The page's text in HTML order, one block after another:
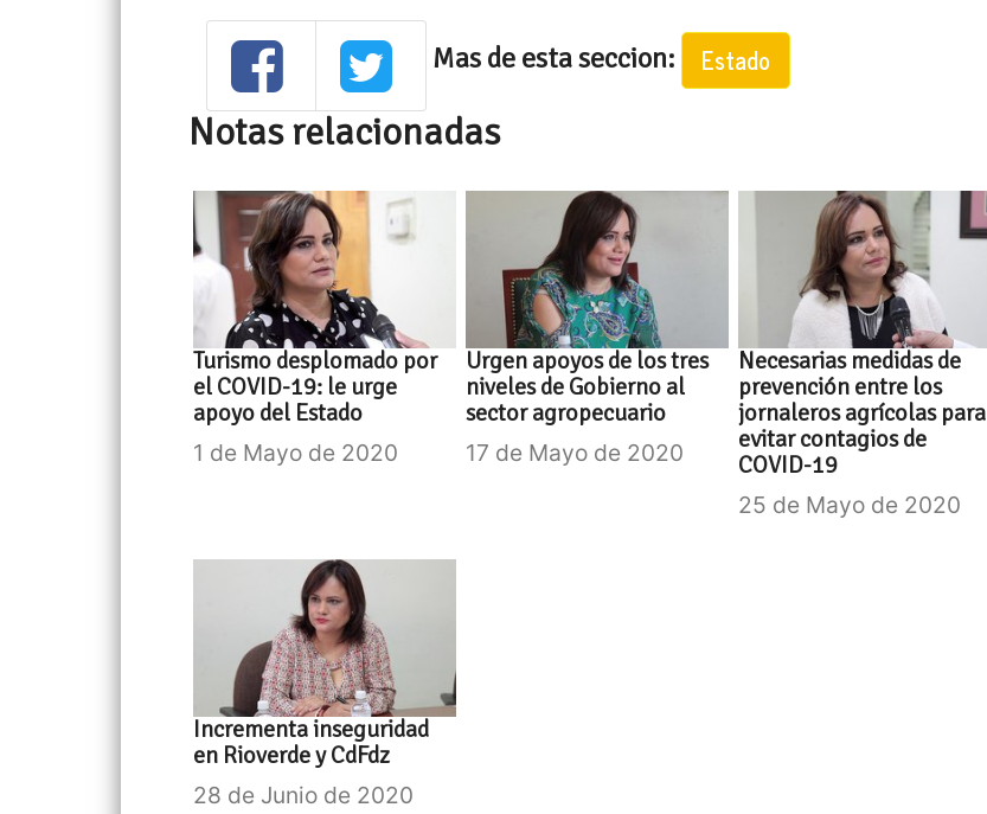
Mas de esta seccion: Estado
Notas relacionadas
Turismo desplomado por
el COVID-19: le urge
apoyo del Estado
1 de Mayo de 2020
Urgen apoyos de los tres
niveles de Gobierno al
sector agropecuario
17 de Mayo de 2020
Necesarias medidas de
prevención entre los
jornaleros agrícolas para
evitar contagios de
COVID-19
25 de Mayo de 2020
Incrementa inseguridad
en Rioverde y CdFdz
28 de Junio de 2020